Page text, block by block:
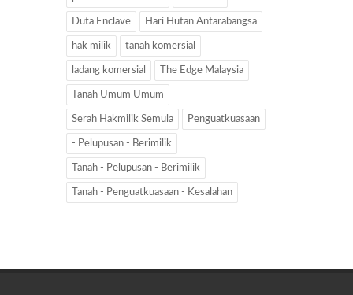
Duta Enclave Hari Hutan Antarabangsa
hak milik tanah komersial
ladang komersial The Edge Malaysia
Tanah Umum Umum
Serah Hakmilik Semula Penguatkuasaan
- Pelupusan - Berimilik
Tanah - Pelupusan - Berimilik
Tanah - Penguatkuasaan - Kesalahan